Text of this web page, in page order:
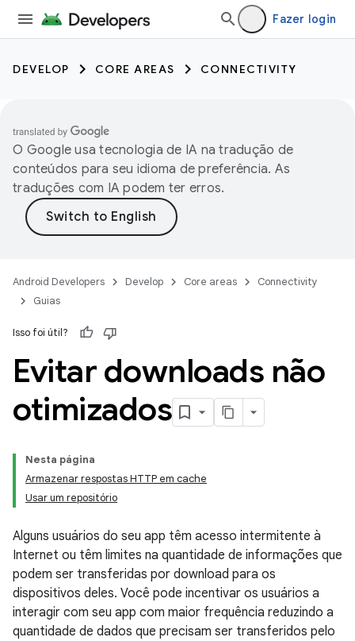
Fazer login
DEVELOP CORE AREAS CONNECTIVITY
O Google usa tecnologia de IA na tradução de
conteúdos para seu idioma de preferência. As
traduções com IA podem ter erros.
Android Developers Develop Core areas
Connectivity
Guias
Isso foi útil?
Evitar downloads não
otimizados
Nesta página
Armazenar respostas HTTP em cache
Usar um repositório
Alguns usuários do seu app têm acesso intermitente à
Internet ou têm limites na quantidade de informações que
podem ser transferidas por download para os
dispositivos deles. Você pode incentivar os usuários a
interagir com seu app com maior frequência reduzindo a
quantidade de dados que precisam ser transferidos pelo